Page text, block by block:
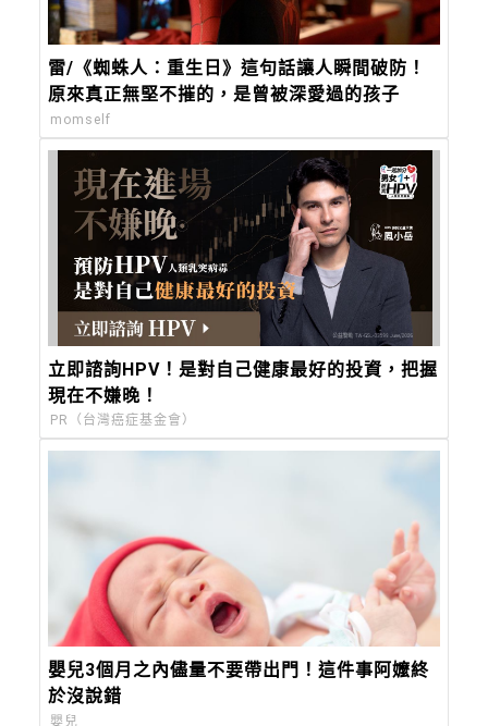
雷/《蜘蛛人：重生日》這句話讓人瞬間破防！
原來真正無堅不摧的，是曾被深愛過的孩子
momself
立即諮詢HPV！是對自己健康最好的投資，把握
現在不嫌晚！
PR（台灣癌症基金會）
嬰兒3個月之內儘量不要帶出門！這件事阿嬤終
於沒說錯
嬰兒